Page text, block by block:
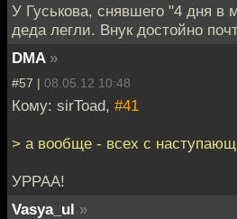
У Гуськова, снявшего "4 дня в
деда легли. Внук достойно
DMA »
#57 | 08.05.12 10:48
Кому: sirToad, #41
> а вообще - всех с
УРРАА!
Vasya_ul »